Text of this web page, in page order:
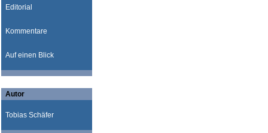
Editorial
Kommentare
Auf einen Blick
Autor
Tobias Schäfer